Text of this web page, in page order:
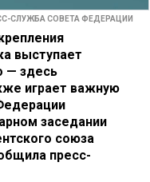
СЛУЖБА СОВЕТА ФЕДЕРАЦИИ
выступает
— здесь
играет важную
заседании
союза
пресс-